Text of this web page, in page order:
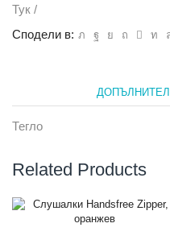
Тук /
Сподели в:
Тегло
Related Products